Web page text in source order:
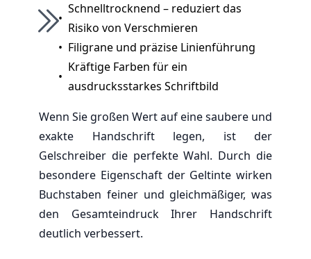
•
Schnelltrocknend – reduziert das
Risiko von Verschmieren
• Filigrane und präzise Linienführung
•
Kräftige Farben für ein
ausdrucksstarkes Schriftbild
Wenn Sie großen Wert auf eine saubere und
exakte Handschrift legen, ist der
Gelschreiber die perfekte Wahl. Durch die
besondere Eigenschaft der Geltinte wirken
Buchstaben feiner und gleichmäßiger, was
den Gesamteindruck Ihrer Handschrift
deutlich verbessert.